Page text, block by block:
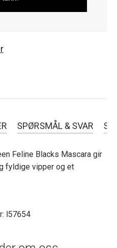
SPØRSMÅL & SVAR
Feline Blacks Mascara gir
fyldige vipper og et
l57654